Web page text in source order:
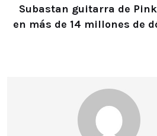
Subastan guitarra de
en más de 14 millones de